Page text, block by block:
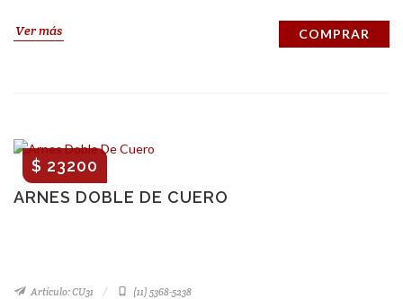
Ver más COMPRAR
ARNES DOBLE DE CUERO
$ 23200
Artículo: CU31 (11) 5368-5238